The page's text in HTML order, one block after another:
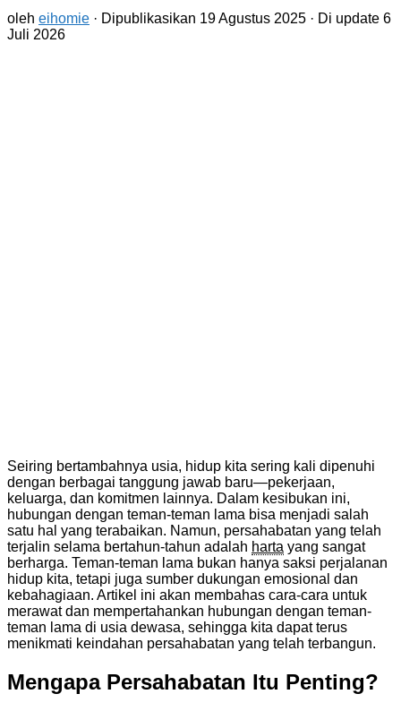
oleh eihomie · Dipublikasikan 19 Agustus 2025 · Di update 6
Juli 2026
Seiring bertambahnya usia, hidup kita sering kali dipenuhi
dengan berbagai tanggung jawab baru—pekerjaan,
keluarga, dan komitmen lainnya. Dalam kesibukan ini,
hubungan dengan teman-teman lama bisa menjadi salah
satu hal yang terabaikan. Namun, persahabatan yang telah
terjalin selama bertahun-tahun adalah harta yang sangat
berharga. Teman-teman lama bukan hanya saksi perjalanan
hidup kita, tetapi juga sumber dukungan emosional dan
kebahagiaan. Artikel ini akan membahas cara-cara untuk
merawat dan mempertahankan hubungan dengan teman-
teman lama di usia dewasa, sehingga kita dapat terus
menikmati keindahan persahabatan yang telah terbangun.
Mengapa Persahabatan Itu Penting?